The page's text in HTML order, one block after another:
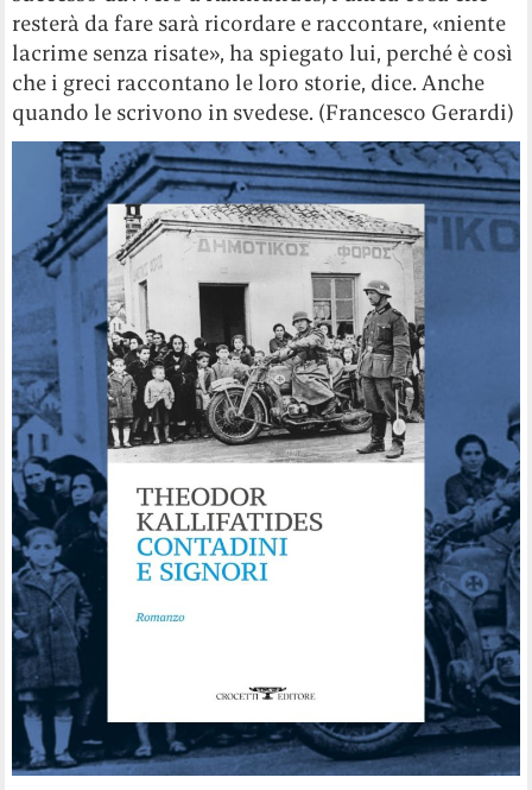
resterà da fare sarà ricordare e raccontare, «niente
lacrime senza risate», ha spiegato lui, perché è così
che i greci raccontano le loro storie, dice. Anche
quando le scrivono in svedese. (Francesco Gerardi)